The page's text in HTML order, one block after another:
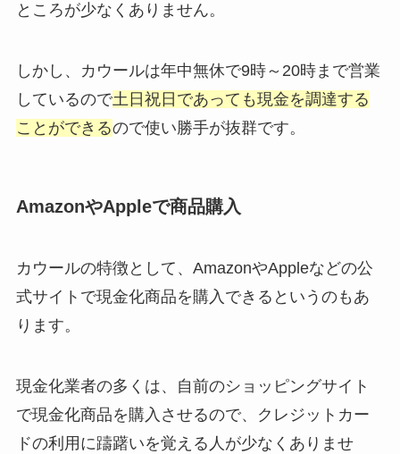
ところが少なくありません。
しかし、カウールは年中無休で9時～20時まで営業
しているので土日祝日であっても現金を調達する
ことができるので使い勝手が抜群です。
AmazonやAppleで商品購入
カウールの特徴として、AmazonやAppleなどの公
式サイトで現金化商品を購入できるというのもあ
ります。
現金化業者の多くは、自前のショッピングサイト
で現金化商品を購入させるので、クレジットカー
ドの利用に躊躇いを覚える人が少なくありませ